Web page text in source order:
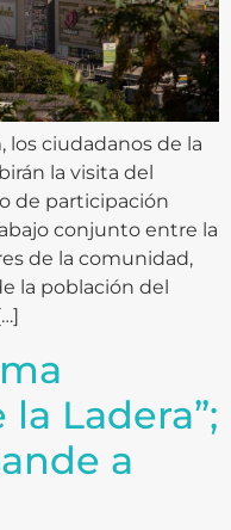
los ciudadanos de la
la visita del
de participación
conjunto entre la
de la comunidad,
la población del
Ladera”;
a